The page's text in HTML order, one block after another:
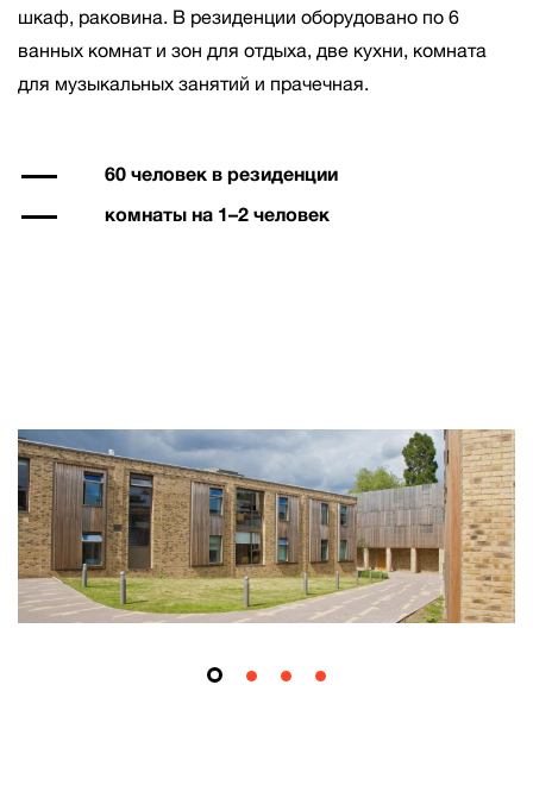
шкаф, раковина. В резиденции оборудовано по 6
ванных комнат и зон для отдыха, две кухни, комната
для музыкальных занятий и прачечная.
60 человек в резиденции
комнаты на 1–2 человек